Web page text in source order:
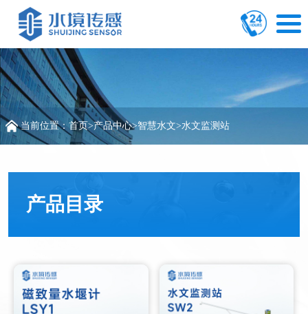
当前位置：首页>产品中心>智慧水文>水文监测站
产品目录